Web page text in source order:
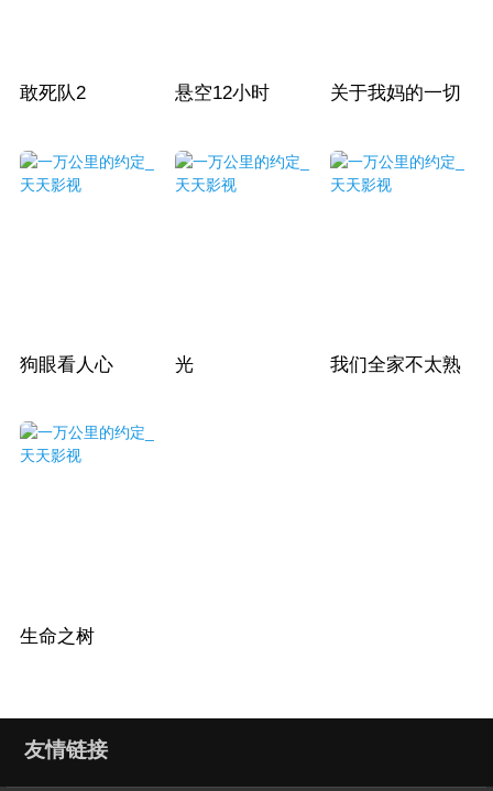
敢死队2 悬空12小时 关于我妈的一切
狗眼看人心 光 我们全家不太熟
生命之树
友情链接